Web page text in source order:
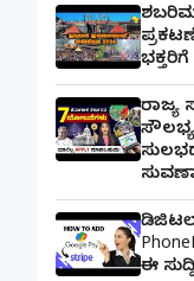
ರಾಜ್ಯ
ಡಿಜಿಟಲ್
ಈ